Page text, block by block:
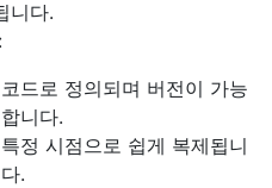
니다.
:
코드로 정의되며 버전이 가능
합니다.
특정 시점으로 쉽게 복제됩니
다.